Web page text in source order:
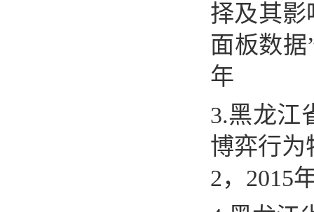
择及其影
面板数据
年
3.黑龙江
博弈行为
2， 2015